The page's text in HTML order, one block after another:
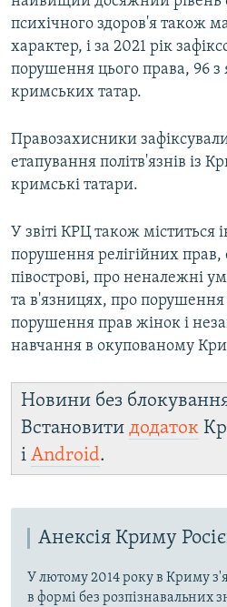
психічного здоров'я також
характер, і за 2021 рік
порушення цього права, 96
кримських татар.
Правозахисники
етапування політв'язнів із
кримські татари.
У звіті КРЦ також міститься
порушення релігійних
півострові, про неналежні
та в'язницях, про порушення
порушення прав жінок і
навчання в окупованому
Новини без
Встановити додаток
і Android.
Анексія Криму
У лютому 2014 року в Криму
в формі без розпізнавальних